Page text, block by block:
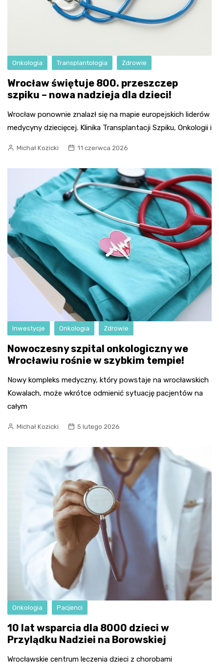
Onkologia Transplantologia Zdrowie
Wrocław świętuje 800. przeszczep
szpiku – nowa nadzieja dla dzieci!
Wrocław ponownie znalazł się na mapie europejskich liderów
medycyny dziecięcej. Klinika Transplantacji Szpiku, Onkologii i
Michał Kozicki 11 czerwca 2026
Inwestycje Onkologia Zdrowie
Nowoczesny szpital onkologiczny we
Wrocławiu rośnie w szybkim tempie!
Nowy kompleks medyczny, który powstaje na wrocławskich
Kowalach, może wkrótce odmienić sytuację pacjentów na
całym
Michał Kozicki 5 lutego 2026
Onkologia Pacjenci
10 lat wsparcia dla 8000 dzieci w
Przylądku Nadziei na Borowskiej
Wrocławskie centrum leczenia dzieci z chorobami